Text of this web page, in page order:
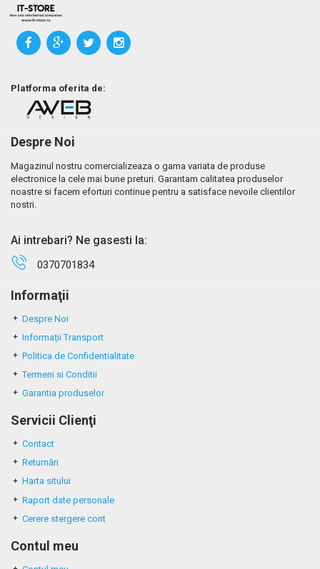
Platforma oferita de:
Despre Noi
Magazinul nostru comercializeaza o gama variata de produse
electronice la cele mai bune preturi. Garantam calitatea produselor
noastre si facem eforturi continue pentru a satisface nevoile clientilor
nostri.
Ai intrebari? Ne gasesti la:
0370701834
Informaţii
Despre Noi
Informații Transport
Politica de Confidentialitate
Termeni si Conditii
Garantia produselor
Servicii Clienţi
Contact
Returnări
Harta sitului
Raport date personale
Cerere stergere cont
Contul meu